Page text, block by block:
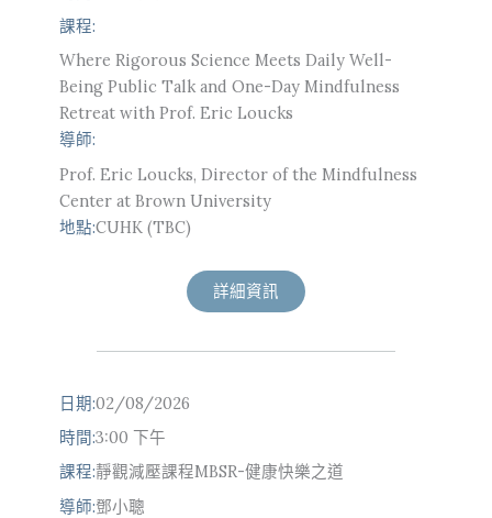
課程:
Where Rigorous Science Meets Daily Well-
Being Public Talk and One-Day Mindfulness
Retreat with Prof. Eric Loucks
導師:
Prof. Eric Loucks, Director of the Mindfulness
Center at Brown University
地點:CUHK (TBC)
詳細資訊
日期:02/08/2026
時間:3:00 下午
課程:靜觀減壓課程MBSR-健康快樂之道
導師:鄧小聰